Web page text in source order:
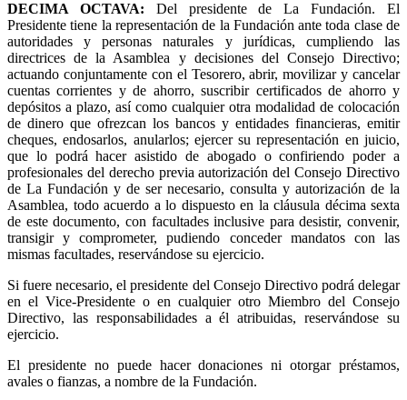
DECIMA OCTAVA: Del presidente de La Fundación. El
Presidente tiene la representación de la Fundación ante toda clase de
autoridades y personas naturales y jurídicas, cumpliendo las
directrices de la Asamblea y decisiones del Consejo Directivo;
actuando conjuntamente con el Tesorero, abrir, movilizar y cancelar
cuentas corrientes y de ahorro, suscribir certificados de ahorro y
depósitos a plazo, así como cualquier otra modalidad de colocación
de dinero que ofrezcan los bancos y entidades financieras, emitir
cheques, endosarlos, anularlos; ejercer su representación en juicio,
que lo podrá hacer asistido de abogado o confiriendo poder a
profesionales del derecho previa autorización del Consejo Directivo
de La Fundación y de ser necesario, consulta y autorización de la
Asamblea, todo acuerdo a lo dispuesto en la cláusula décima sexta
de este documento, con facultades inclusive para desistir, convenir,
transigir y comprometer, pudiendo conceder mandatos con las
mismas facultades, reservándose su ejercicio.
Si fuere necesario, el presidente del Consejo Directivo podrá delegar
en el Vice-Presidente o en cualquier otro Miembro del Consejo
Directivo, las responsabilidades a él atribuidas, reservándose su
ejercicio.
El presidente no puede hacer donaciones ni otorgar préstamos,
avales o fianzas, a nombre de la Fundación.